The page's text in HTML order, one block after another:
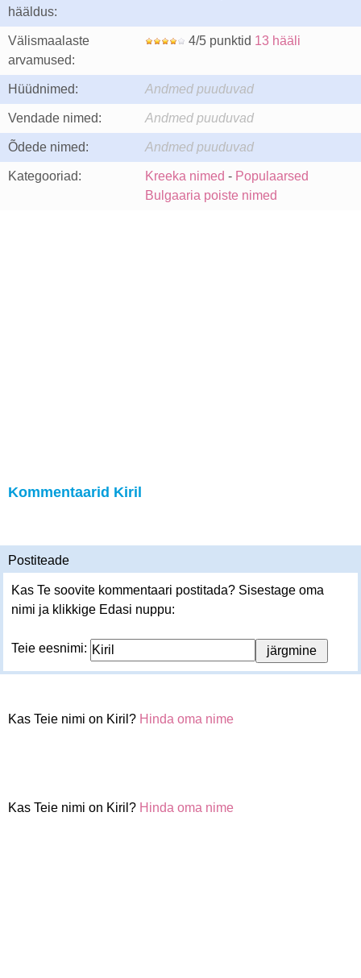
hääldus:
Välismaalaste
arvamused:
4/5 punktid 13 hääli
Hüüdnimed: Andmed puuduvad
Vendade nimed: Andmed puuduvad
Õdede nimed: Andmed puuduvad
Kategooriad: Kreeka nimed - Populaarsed
Bulgaaria poiste nimed
Kommentaarid Kiril
Postiteade
Kas Te soovite kommentaari postitada? Sisestage oma
nimi ja klikkige Edasi nuppu:
Teie eesnimi:
Kas Teie nimi on Kiril? Hinda oma nime
Kas Teie nimi on Kiril? Hinda oma nime